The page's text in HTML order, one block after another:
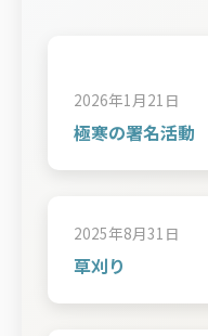
2026年1月21日
極寒の署名活動
2025年8月31日
草刈り